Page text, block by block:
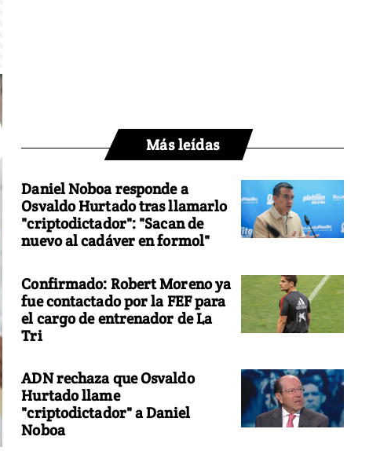
Más leídas
Daniel Noboa responde a
Osvaldo Hurtado tras llamarlo
"criptodictador": "Sacan de
nuevo al cadáver en formol"
Confirmado: Robert Moreno ya
fue contactado por la FEF para
el cargo de entrenador de La
Tri
ADN rechaza que Osvaldo
Hurtado llame
"criptodictador" a Daniel
Noboa